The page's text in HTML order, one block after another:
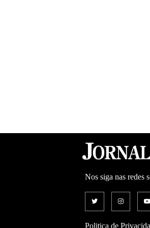
Nos siga nas redes
Politica de